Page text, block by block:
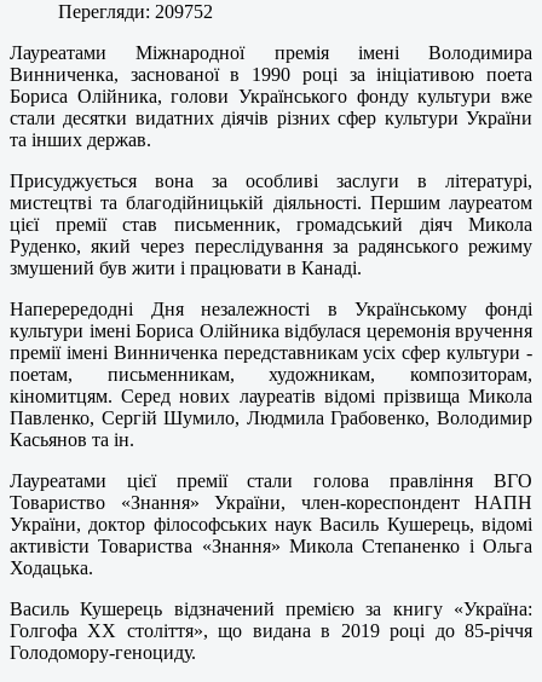
Перегляди: 209752
Лауреатами Міжнародної премія імені Володимира
Винниченка, заснованої в 1990 році за ініціативою поета
Бориса Олійника, голови Українського фонду культури вже
стали десятки видатних діячів різних сфер культури України
та інших держав.
Присуджується вона за особливі заслуги в літературі,
мистецтві та благодійницькій діяльності. Першим лауреатом
цієї премії став письменник, громадський діяч Микола
Руденко, який через переслідування за радянського режиму
змушений був жити і працювати в Канаді.
Наперередодні Дня незалежності в Українському фонді
культури імені Бориса Олійника відбулася церемонія вручення
премії імені Винниченка передставникам усіх сфер культури -
поетам, письменникам, художникам, композиторам,
кіномитцям. Серед нових лауреатів відомі прізвища Микола
Павленко, Сергій Шумило, Людмила Грабовенко, Володимир
Касьянов та ін.
Лауреатами цієї премії стали голова правління ВГО
Товариство «Знання» України, член-кореспондент НАПН
України, доктор філософських наук Василь Кушерець, відомі
активісти Товариства «Знання» Микола Степаненко і Ольга
Ходацька.
Василь Кушерець відзначений премією за книгу «Україна:
Голгофа ХХ століття», що видана в 2019 році до 85-річчя
Голодомору-геноциду.